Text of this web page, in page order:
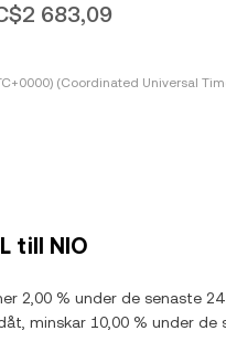
683,09
(Coordinated Universal
till NIO
2,00 % under de senaste
minskar 10,00 % under de